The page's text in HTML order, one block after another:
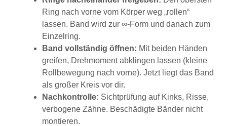
Ring nach vorne vom Körper weg „rollen“
lassen. Band wird zur ∞-Form und danach zum
Einzelring.
Band vollständig öffnen: Mit beiden Händen
greifen, Drehmoment abklingen lassen (kleine
Rollbewegung nach vorne). Jetzt liegt das Band
als großer Kreis vor dir.
Nachkontrolle: Sichtprüfung auf Kinks, Risse,
verbogene Zähne. Beschädigte Bänder nicht
montieren.